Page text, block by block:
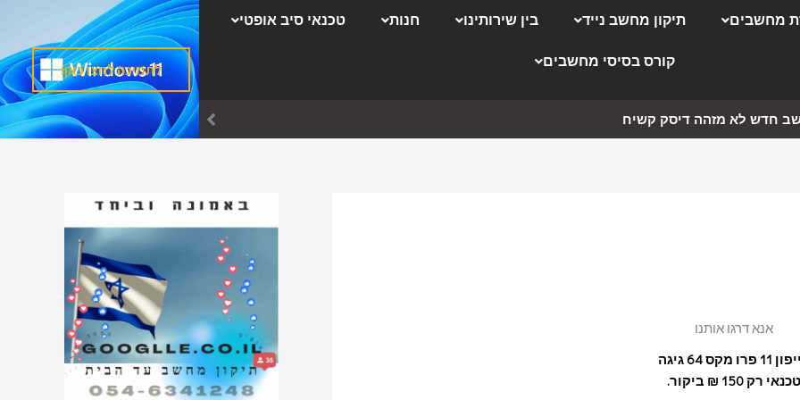
מחשבים תיקון מחשב נייד בין שירותינו חנות טכנאי סיב אופטי
קורס בסיסי מחשבים
חדש לא מזהה דיסק קשיח
לתמיכה לחצו כאן!
אנא דרגו אותנו
פרו מקס 64 גיגה
טכנאי רק 150 ₪ ביקור.
ק